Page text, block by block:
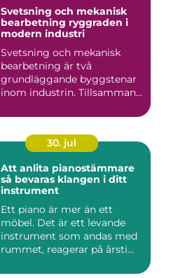
Svetsning och mekanisk
bearbetning ryggraden i
modern industri
Svetsning och mekanisk
bearbetning är två
grundläggande byggstenar
inom industrin. Tillsammans
30. jul
Att anlita pianostämmare
så bevaras klangen i ditt
instrument
Ett piano är mer än ett
möbel. Det är ett levande
instrument som andas med
rummet, reagerar på årsti...